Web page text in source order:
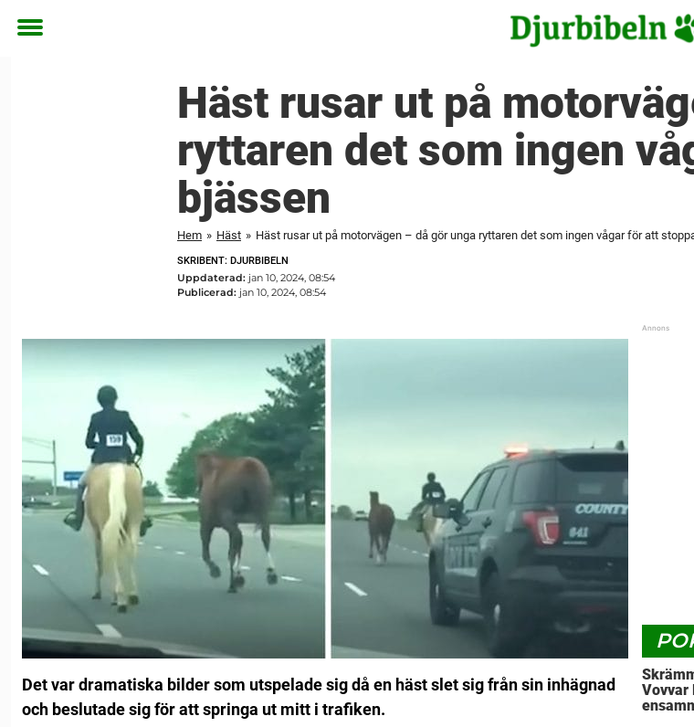
Toggle
Häst rusar ut på
ryttaren det som ingen
bjässen
Hem » Häst » Häst rusar ut på motorvägen – då gör unga ryttaren det som ingen vågar för att
SKRIBENT: DJURBIBELN
Uppdaterad: jan 10, 2024, 08:54
Publicerad: jan 10, 2024, 08:54
Det var dramatiska bilder som utspelade sig då en häst slet sig från sin inhägnad
och beslutade sig för att springa ut mitt i trafiken.
Vovvar